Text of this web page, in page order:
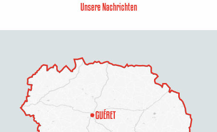
Unsere Nachrichten